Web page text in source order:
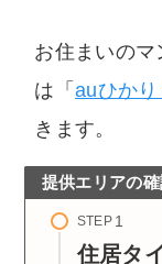
お住まいの
は「auひか
きます。
提供エリアの
STEP
住居タ